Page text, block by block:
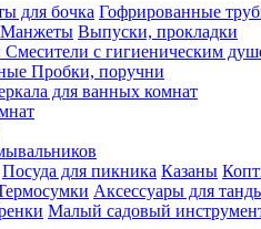
для бочка Гофрированные
Манжеты Выпуски, прокладки
Смесители с гигиеническим
Пробки, поручни
для ванных комнат
Посуда для пикника Казаны
Аксессуары для
Малый садовый